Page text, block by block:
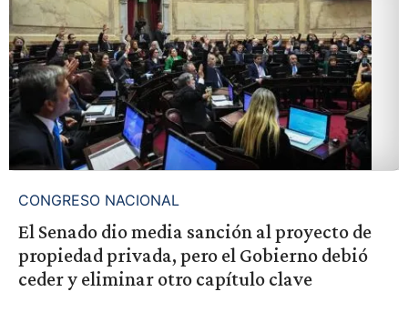
CONGRESO NACIONAL
El Senado dio media sanción al proyecto de
propiedad privada, pero el Gobierno debió
ceder y eliminar otro capítulo clave